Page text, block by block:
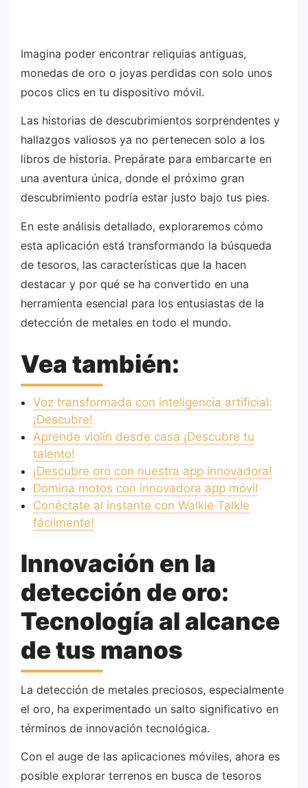
Imagina poder encontrar reliquias antiguas,
monedas de oro o joyas perdidas con solo unos
pocos clics en tu dispositivo móvil.
Las historias de descubrimientos sorprendentes y
hallazgos valiosos ya no pertenecen solo a los
libros de historia. Prepárate para embarcarte en
una aventura única, donde el próximo gran
descubrimiento podría estar justo bajo tus pies.
En este análisis detallado, exploraremos cómo
esta aplicación está transformando la búsqueda
de tesoros, las características que la hacen
destacar y por qué se ha convertido en una
herramienta esencial para los entusiastas de la
detección de metales en todo el mundo.
Vea también:
Voz transformada con inteligencia artificial:
¡Descubre!
Aprende violín desde casa ¡Descubre tu
talento!
¡Descubre oro con nuestra app innovadora!
Domina motos con innovadora app móvil
Conéctate al instante con Walkie Talkie
fácilmente!
Innovación en la
detección de oro:
Tecnología al alcance
de tus manos
La detección de metales preciosos, especialmente
el oro, ha experimentado un salto significativo en
términos de innovación tecnológica.
Con el auge de las aplicaciones móviles, ahora es
posible explorar terrenos en busca de tesoros